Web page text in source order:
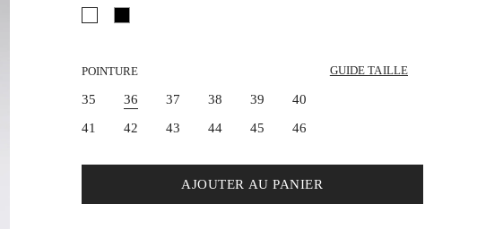
POINTURE
35 36 37 38 39
40
41
42 43 44 45 46
GUIDE TAILLE
AJOUTER AU PANIER